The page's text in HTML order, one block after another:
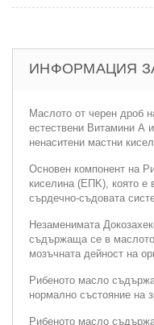
ИНФОРМАЦИЯ
Маслото от черен дроб
естествени Витамини А
ненаситени мастни
Основен компонент на
киселина (ЕПK), която е
сърдечно-съдовата
Незаменимата
съдържаща се в
мозъчната дейност на
Рибеното масло
нормално състояние на
Рибенoтo маслo